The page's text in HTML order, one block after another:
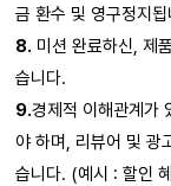
금 환수 및 영구정지됩
8. 미션 완료하신, 제
습니다.
9.경제적 이해관계가
야 하며, 리뷰어 및 광
습니다. (예시 : 할인